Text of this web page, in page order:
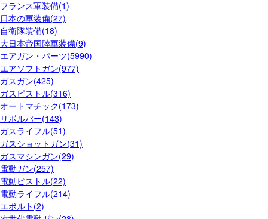
フランス軍装備(1)
日本の軍装備(27)
自衛隊装備(18)
大日本帝国陸軍装備(9)
エアガン・パーツ(5990)
エアソフトガン(977)
ガスガン(425)
ガスピストル(316)
オートマチック(173)
リボルバー(143)
ガスライフル(51)
ガスショットガン(31)
ガスマシンガン(29)
電動ガン(257)
電動ピストル(22)
電動ライフル(214)
エボルト(2)